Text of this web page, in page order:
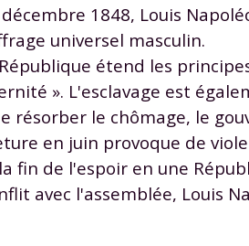
décembre 1848, Louis
universel masculin.
République étend les
». L'esclavage est
résorber le chômage, le
en juin provoque de
fin de l'espoir en une
avec l'assemblée, Louis